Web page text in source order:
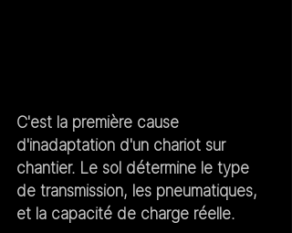
C'est la première cause
d'inadaptation d'un chariot sur
chantier. Le sol détermine le type
de transmission, les pneumatiques,
et la capacité de charge réelle.